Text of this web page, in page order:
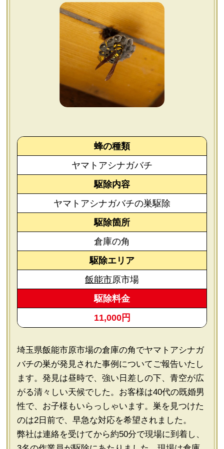
会社概要
お問い合わせ
個人情報保護方針
蜂の種類
ヤマトアシナガバチ
駆除内容
ヤマトアシナガバチの巣駆除
駆除箇所
倉庫の角
駆除エリア
飯能市原市場
駆除料金
11,000円
埼玉県飯能市原市場の倉庫の角でヤマトアシナガ
バチの巣が発見された事例についてご報告いたし
ます。発見は昼時で、強い日差しの下、青空が広
がる清々しい天候でした。お客様は40代の既婚男
性で、お子様もいらっしゃいます。巣を見つけた
のは2日前で、早急な対応を希望されました。
弊社は連絡を受けてから約50分で現場に到着し、